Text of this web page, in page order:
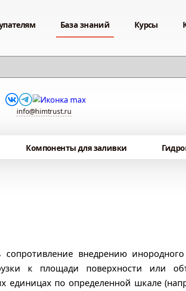
База знаний Курсы
info@himtrust.ru
Компоненты для заливки
внедрению инородного
к площади поверхности или
единицах по определенной шкале